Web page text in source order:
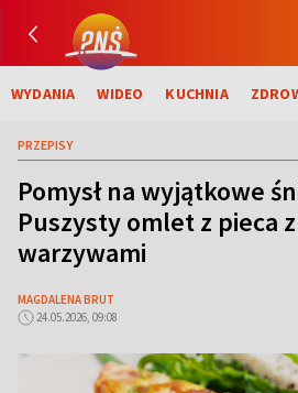
WYDANIA WIDEO KUCHNIA
PRZEPISY
Pomysł na wyjątkowe
Puszysty omlet z pieca
warzywami
MAGDALENA BRUT
24.05.2026, 09:08